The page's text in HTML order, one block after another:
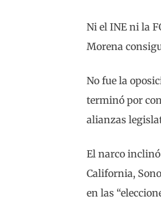
Ni el INE ni la
Morena
No fue la
terminó por
alianzas
El narco
California,
en las